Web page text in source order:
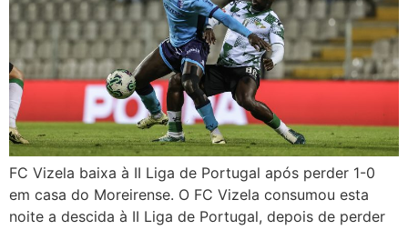
FC Vizela baixa à II Liga de Portugal após perder 1-0
em casa do Moreirense. O FC Vizela consumou esta
noite a descida à II Liga de Portugal, depois de perder